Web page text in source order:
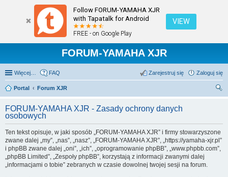
Follow FORUM-YAMAHA XJR
with Tapatalk for Android
FREE - on Google Play
VIEW
FORUM-YAMAHA XJR
Więcej… FAQ Zaloguj się
Zarejestruj się
Portal
Forum XJR
FORUM-YAMAHA XJR - Zasady ochrony danych
osobowych
Ten tekst opisuje, w jaki sposób „FORUM-YAMAHA XJR” i firmy stowarzyszone
zwane dalej „my”, „nas”, „nasz”, „FORUM-YAMAHA XJR”, „https://yamaha-xjr.pl”
i phpBB zwane dalej „oni”, „ich”, „oprogramowanie phpBB”, „www.phpbb.com”,
„phpBB Limited”, „Zespoły phpBB”, korzystają z informacji zwanymi dalej
„informacjami o tobie” zebranych w czasie dowolnej twojej sesji na forum.